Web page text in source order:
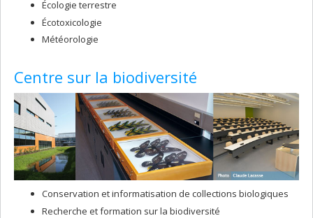
Écologie terrestre
Écotoxicologie
Météorologie
Centre sur la biodiversité
Conservation et informatisation de collections biologiques
Recherche et formation sur la biodiversité